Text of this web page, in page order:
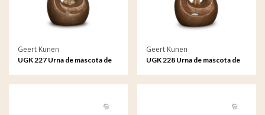
Geert Kunen
UGK 227 Urna de mascota de
Geert Kunen
UGK 228 Urna de mascota de